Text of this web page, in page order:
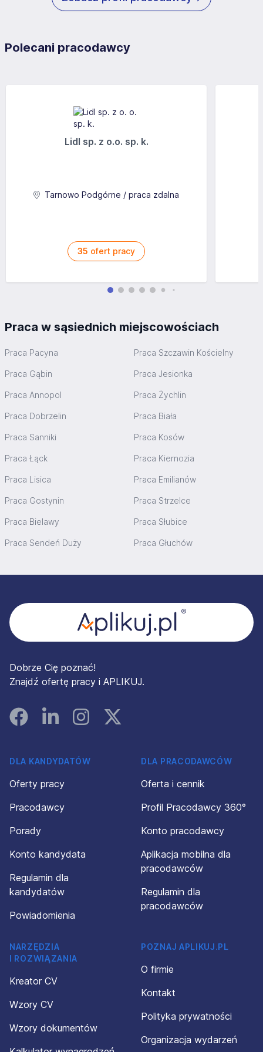
Polecani pracodawcy
Lidl sp. z o.o. sp. k.
Tarnowo Podgórne / praca zdalna
35 ofert pracy
Praca w sąsiednich miejscowościach
Praca Pacyna Praca Szczawin Kościelny
Praca Gąbin Praca Jesionka
Praca Annopol Praca Żychlin
Praca Dobrzelin Praca Biała
Praca Sanniki Praca Kosów
Praca Łąck Praca Kiernozia
Praca Lisica Praca Emilianów
Praca Gostynin Praca Strzelce
Praca Bielawy Praca Słubice
Praca Sendeń Duży Praca Głuchów
Dobrze Cię poznać!
Znajdź ofertę pracy i APLIKUJ.
FacebookLinked InInstagramInstagram
DLA KANDYDATÓW
Oferty pracy
Pracodawcy
Porady
Konto kandydata
Regulamin dla
kandydatów
Powiadomienia
DLA PRACODAWCÓW
Oferta i cennik
Profil Pracodawcy 360°
Konto pracodawcy
Aplikacja mobilna dla
pracodawców
Regulamin dla
pracodawców
NARZĘDZIA
I ROZWIĄZANIA
Kreator CV
Wzory CV
Wzory dokumentów
POZNAJ APLIKUJ.PL
O firmie
Kontakt
Polityka prywatności
Organizacja wydarzeń